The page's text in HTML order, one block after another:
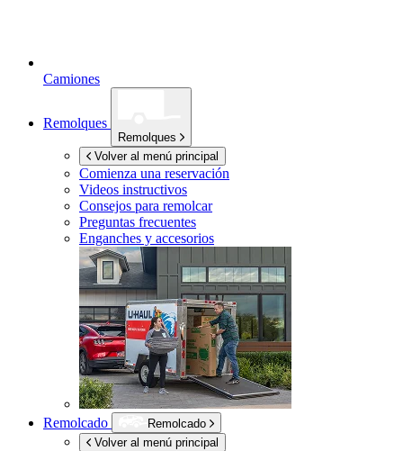
Camiones
Remolques
Remolques
Volver al menú principal
Comienza una reservación
Videos instructivos
Consejos para remolcar
Preguntas frecuentes
Enganches y accesorios
Remolcado
Remolcado
Volver al menú principal